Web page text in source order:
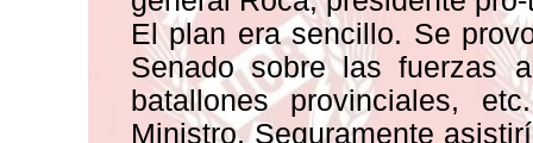
El plan era sencillo. Se
Senado sobre las fuerzas
batallones provinciales,
Ministro. Seguramente